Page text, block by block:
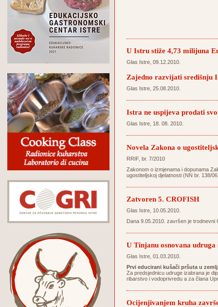
U Istru stiže 4,73 milijuna
Glas Istre, 09.12.2010.
Zajedno razvijati središnju
Glas Istre, 25.08.2010.
Istra ne uspijeva prodati
Glas Istre, 18. 08. 2010.
Novela Zakona o
RRIF, br. 7/2010
Zakonom o izmjenama i dopunama
ugostiteljskoj djelatnosti (NN br. 138/
Zatvoren 5. CROFISH
Glas Istre, 10.05.2010.
Dana 9.05.2010. završen je trodnevni
U Tinjanu osnovana
Glas Istre, 01.03.2010.
Prvi educirani kušači pršuta u
Za predsjednicu udruge izabrana je
ribarstvo i vodoprivredu a za člana
Ocijenjivanjem kruha